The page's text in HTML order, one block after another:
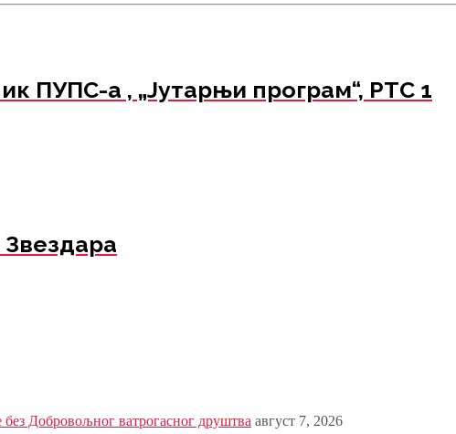
ПУПС-а , „Јутарњи програм“, РТС 1
Добровољног ватрогасног друштва август 7, 2026